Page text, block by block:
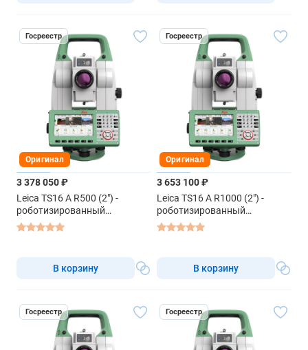
Госреестр
Оригинал
3 378 050 ₽
Leica TS16 A R500 (2") -
роботизированный
тахеометр
В корзину
Госреестр
Оригинал
3 653 100 ₽
Leica TS16 A R1000 (2") -
роботизированный
тахеометр
В корзину
Госреестр Госреестр